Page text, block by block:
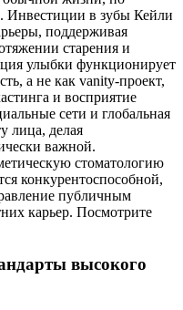
Инвестиции в зубы Кейли
поддерживая
старения и
улыбки функционирует
а не как vanity-проект,
и восприятие
сети и глобальная
лица, делая
важной.
стоматологию
конкурентоспособной,
публичным
карьер. Посмотрите
высокого